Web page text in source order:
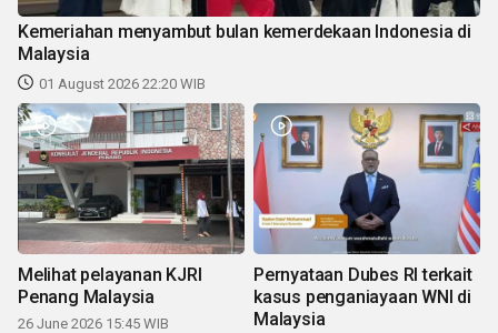
Kemeriahan menyambut bulan kemerdekaan Indonesia di
Malaysia
01 August 2026 22:20 WIB
Melihat pelayanan KJRI
Penang Malaysia
26 June 2026 15:45 WIB
Pernyataan Dubes RI terkait
kasus penganiayaan WNI di
Malaysia